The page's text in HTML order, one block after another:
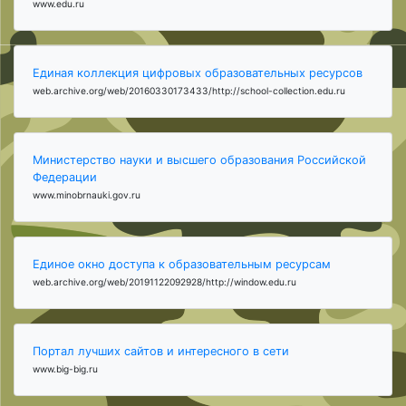
www.edu.ru
Единая коллекция цифровых образовательных ресурсов
web.archive.org/web/20160330173433/http://school-collection.edu.ru
Министерство науки и высшего образования Российской
Федерации
www.minobrnauki.gov.ru
Единое окно доступа к образовательным ресурсам
web.archive.org/web/20191122092928/http://window.edu.ru
Портал лучших сайтов и интересного в сети
www.big-big.ru